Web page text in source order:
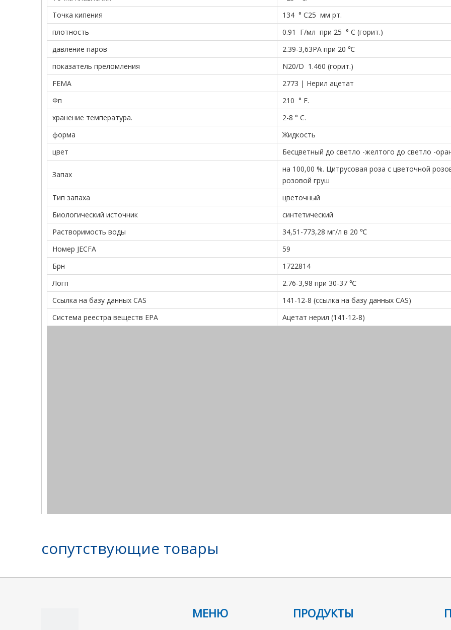
Точка кипения
134 ° C25 мм рт.
плотность
0.91 Г/мл при 25 ° С (горит.)
давление паров
2.39-3,63PA при 20 ℃
показатель преломления
N20/D 1.460 (горит.)
FEMA
2773 | Нерил ацетат
Фп
210 ° F.
хранение температура.
2-8 ° C.
форма
Жидкость
цвет
Бесцветный до светло -желтого до светло -
Запах
на 100,00 %. Цитрусовая роза с цветочной
розовой груш
Тип запаха
цветочный
Биологический источник
синтетический
Растворимость воды
34,51-773,28 мг/л в 20 ℃
Номер JECFA
59
Брн
1722814
Логп
2.76-3,98 при 30-37 ℃
Ссылка на базу данных CAS
141-12-8 (ссылка на базу данных CAS)
Система реестра веществ EPA
Ацетат нерил (141-12-8)
сопутствующие товары
МЕНЮ ПРОДУКТЫ